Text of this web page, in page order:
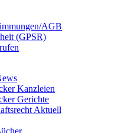
AGB
(GPSR)
Kanzleien
Gerichte
Aktuell